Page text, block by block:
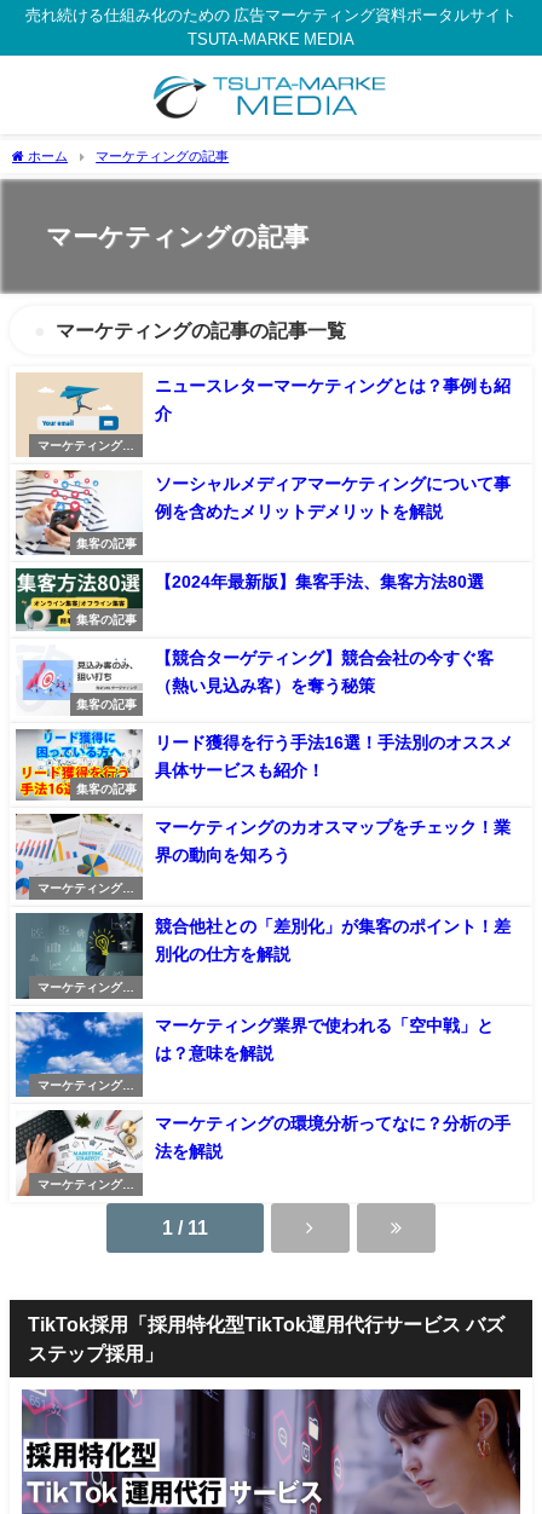
売れ続ける仕組み化のための 広告マーケティング資料ポータルサイト
TSUTA-MARKE MEDIA
ホーム マーケティングの記事
マーケティングの記事
マーケティングの記事の記事一覧
マーケティングの
ニュースレターマーケティングとは？事例も紹
介
集客の記事
ソーシャルメディアマーケティングについて事
例を含めたメリットデメリットを解説
集客の記事
【2024年最新版】集客手法、集客方法80選
集客の記事
【競合ターゲティング】競合会社の今すぐ客
（熱い見込み客）を奪う秘策
集客の記事
リード獲得を行う手法16選！手法別のオススメ
具体サービスも紹介！
マーケティングの
マーケティングのカオスマップをチェック！業
界の動向を知ろう
マーケティングの
競合他社との「差別化」が集客のポイント！差
別化の仕方を解説
マーケティングの
マーケティング業界で使われる「空中戦」と
は？意味を解説
マーケティングの
マーケティングの環境分析ってなに？分析の手
法を解説
1 / 11
TikTok採用「採用特化型TikTok運用代行サービス バズ
ステップ採用」